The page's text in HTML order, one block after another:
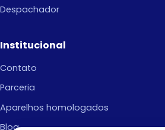
Despachador
Institucional
Contato
Parceria
Aparelhos homologados
Blog